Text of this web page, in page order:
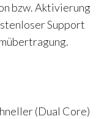
bzw. Aktivierung
Support
(Dual Core)